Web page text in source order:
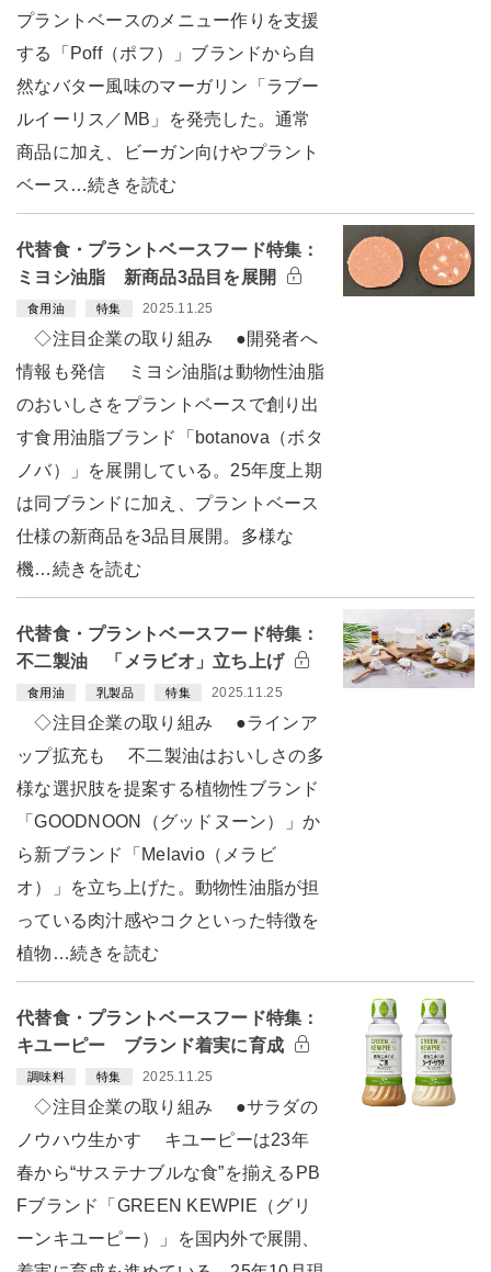
プラントベースのメニュー作りを支援
する「Poff（ポフ）」ブランドから自
然なバター風味のマーガリン「ラブー
ルイーリス／MB」を発売した。通常
商品に加え、ビーガン向けやプラント
ベース…続きを読む
代替食・プラントベースフード特集：
ミヨシ油脂 新商品3品目を展開
食用油 特集 2025.11.25
◇注目企業の取り組み ●開発者へ
情報も発信 ミヨシ油脂は動物性油脂
のおいしさをプラントベースで創り出
す食用油脂ブランド「botanova（ボタ
ノバ）」を展開している。25年度上期
は同ブランドに加え、プラントベース
仕様の新商品を3品目展開。多様な
機…続きを読む
代替食・プラントベースフード特集：
不二製油 「メラビオ」立ち上げ
食用油 乳製品 特集 2025.11.25
◇注目企業の取り組み ●ラインア
ップ拡充も 不二製油はおいしさの多
様な選択肢を提案する植物性ブランド
「GOODNOON（グッドヌーン）」か
ら新ブランド「Melavio（メラビ
オ）」を立ち上げた。動物性油脂が担
っている肉汁感やコクといった特徴を
植物…続きを読む
代替食・プラントベースフード特集：
キユーピー ブランド着実に育成
調味料 特集 2025.11.25
◇注目企業の取り組み ●サラダの
ノウハウ生かす キユーピーは23年
春から“サステナブルな食”を揃えるPB
Fブランド「GREEN KEWPIE（グリ
ーンキユーピー）」を国内外で展開、